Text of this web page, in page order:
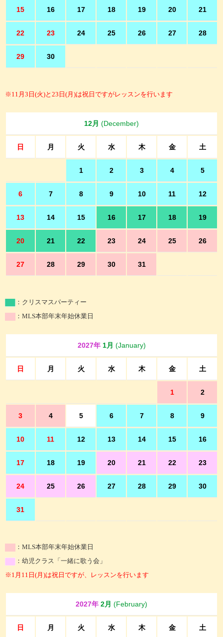
15 16 17 18 19 20 21
22 23 24 25 26 27 28
29 30
※11月3日(火)と23日(月)は祝日ですがレッスンを行います
12月 (December)
日 月 火 水 木 金 土
1 2 3 4 5
6 7 8 9 10 11 12
13 14 15 16 17 18 19
20 21 22 23 24 25 26
27 28 29 30 31
：クリスマスパーティー
：MLS本部年末年始休業日
2027年 1月 (January)
日 月 火 水 木 金 土
1 2
3 4 5 6 7 8 9
10 11 12 13 14 15 16
17 18 19 20 21 22 23
24 25 26 27 28 29 30
31
：MLS本部年末年始休業日
：幼児クラス「一緒に歌う会」
※1月11日(月)は祝日ですが、レッスンを行います
2027年 2月 (February)
日 月 火 水 木 金 土